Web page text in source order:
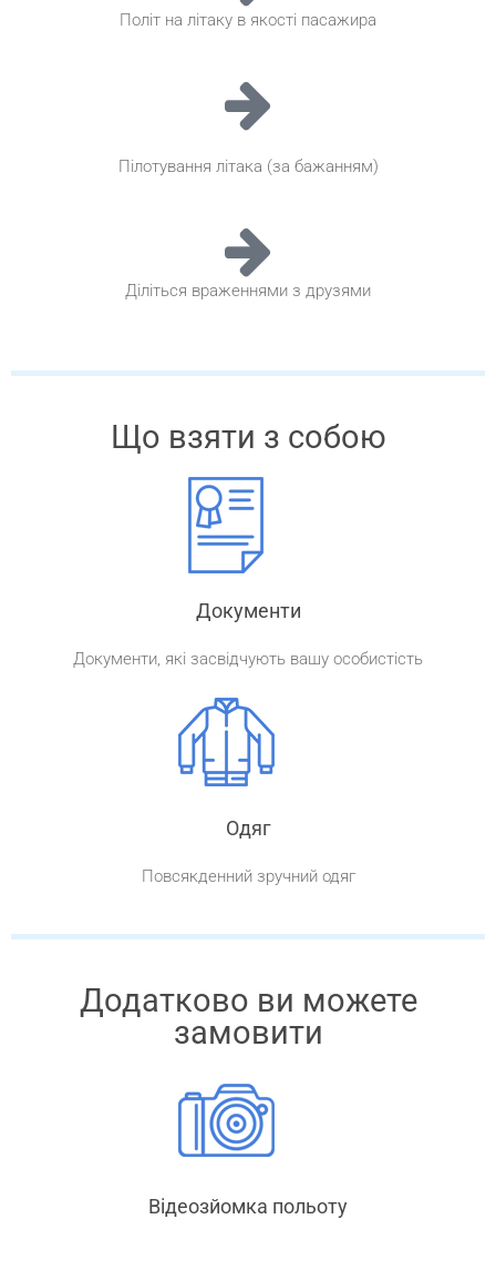
Політ на літаку в якості пасажира
Пілотування літака (за бажанням)
Діліться враженнями з друзями
Що взяти з собою
Документи
Документи, які засвідчують вашу особистість
Одяг
Повсякденний зручний одяг
Додатково ви можете
замовити
Відеозйомка польоту